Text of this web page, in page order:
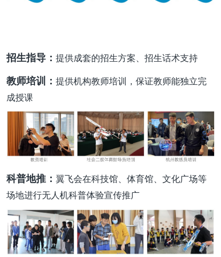
招生指导：提供成套的招生方案、招生话术支持
教师培训：提供机构教师培训，保证教师能独立完
成授课
科普地推： 翼飞会在科技馆、体育馆、文化广场等
场地进行无人机科普体验宣传推广